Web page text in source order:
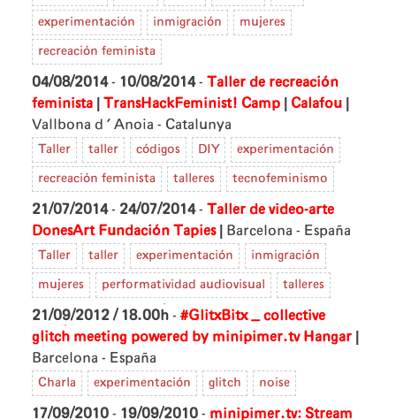
experimentación inmigración mujeres
recreación feminista
04/08/2014- 10/08/2014- Taller de recreación
feminista
TransHackFeminist! Camp Calafou
Vallbona d'Anoia - Catalunya
Taller taller códigos DIY experimentación
recreación feminista talleres tecnofeminismo
21/07/2014- 24/07/2014- Taller de video-arte
DonesArt Fundación Tapies Barcelona - España
Taller taller experimentación inmigración
mujeres performatividad audiovisual talleres
21/09/2012 / 18.00h - #GlitxBitx _ collective
glitch meeting powered by minipimer.tv Hangar
Barcelona - España
Charla experimentación glitch noise
17/09/2010 - 19/09/2010 - minipimer.tv: Stream